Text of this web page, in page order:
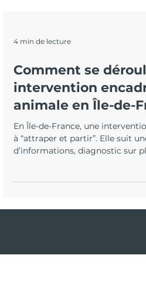
Comment se
intervention
animale en Île-de-
En Île-de-France, une
l’espèce, choix d’une approche
article explique chaque étape,